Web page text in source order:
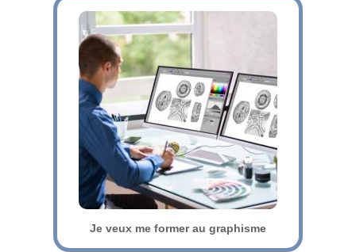
Je veux me former au graphisme